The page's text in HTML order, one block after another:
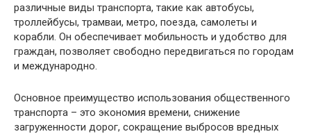
различные виды транспорта, такие как автобусы,
троллейбусы, трамваи, метро, поезда, самолеты и
корабли. Он обеспечивает мобильность и удобство для
граждан, позволяет свободно передвигаться по городам
и международно.
Основное преимущество использования общественного
транспорта – это экономия времени, снижение
загруженности дорог, сокращение выбросов вредных